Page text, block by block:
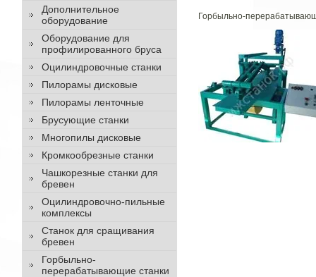
Дополнительное
оборудование
Оборудование для
профилированного бруса
Оцилиндровочные станки
Пилорамы дисковые
Пилорамы ленточные
Брусующие станки
Многопилы дисковые
Кромкообрезные станки
Чашкорезные станки для
бревен
Оцилиндровочно-пильные
комплексы
Станок для сращивания
бревен
Горбыльно-
перерабатывающие станки
Горбыльно-